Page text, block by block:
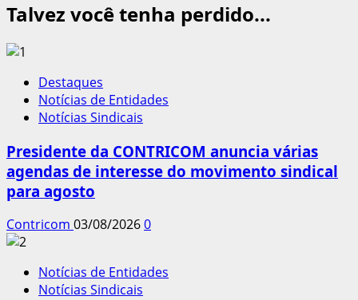
Talvez você tenha perdido...
Destaques
Notícias de Entidades
Notícias Sindicais
Presidente da CONTRICOM anuncia várias
agendas de interesse do movimento sindical
para agosto
Contricom 03/08/20260
Notícias de Entidades
Notícias Sindicais